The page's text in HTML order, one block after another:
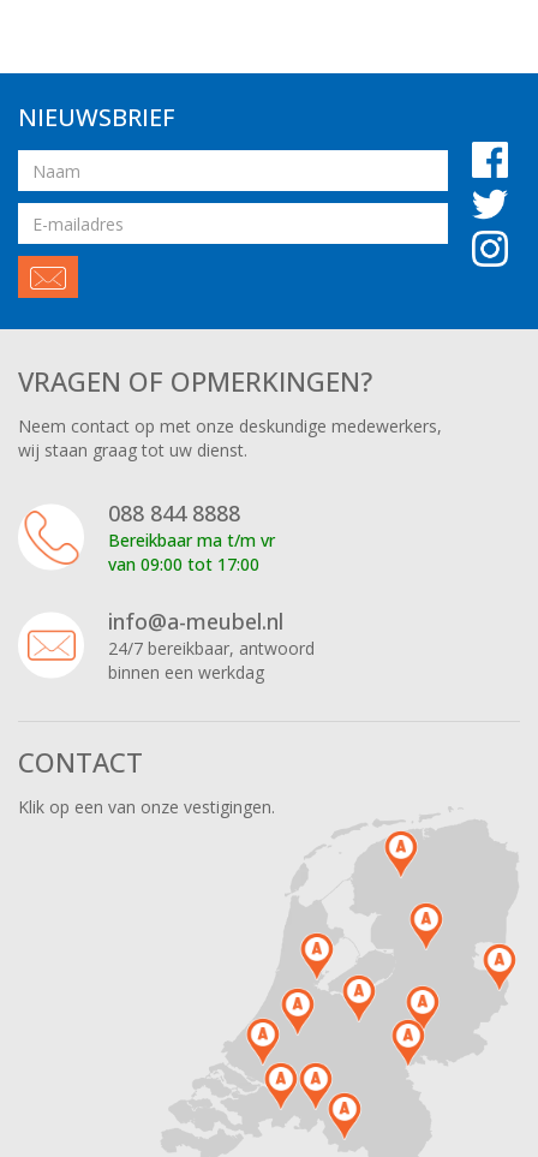
NIEUWSBRIEF
Naam
Email
adres
VRAGEN OF OPMERKINGEN?
Neem contact op met onze deskundige medewerkers,
wij staan graag tot uw dienst.
088 844 8888
Bereikbaar ma t/m vr
van 09:00 tot 17:00
info@a-meubel.nl
24/7 bereikbaar, antwoord
binnen een werkdag
CONTACT
Klik op een van onze vestigingen.